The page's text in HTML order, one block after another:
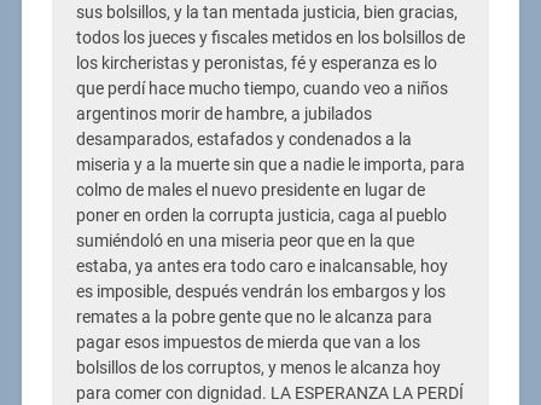
sus bolsillos, y la tan mentada justicia, bien gracias,
todos los jueces y fiscales metidos en los bolsillos de
los kircheristas y peronistas, fé y esperanza es lo
que perdí hace mucho tiempo, cuando veo a niños
argentinos morir de hambre, a jubilados
desamparados, estafados y condenados a la
miseria y a la muerte sin que a nadie le importa, para
colmo de males el nuevo presidente en lugar de
poner en orden la corrupta justicia, caga al pueblo
sumiéndoló en una miseria peor que en la que
estaba, ya antes era todo caro e inalcansable, hoy
es imposible, después vendrán los embargos y los
remates a la pobre gente que no le alcanza para
pagar esos impuestos de mierda que van a los
bolsillos de los corruptos, y menos le alcanza hoy
para comer con dignidad. LA ESPERANZA LA PERDÍ